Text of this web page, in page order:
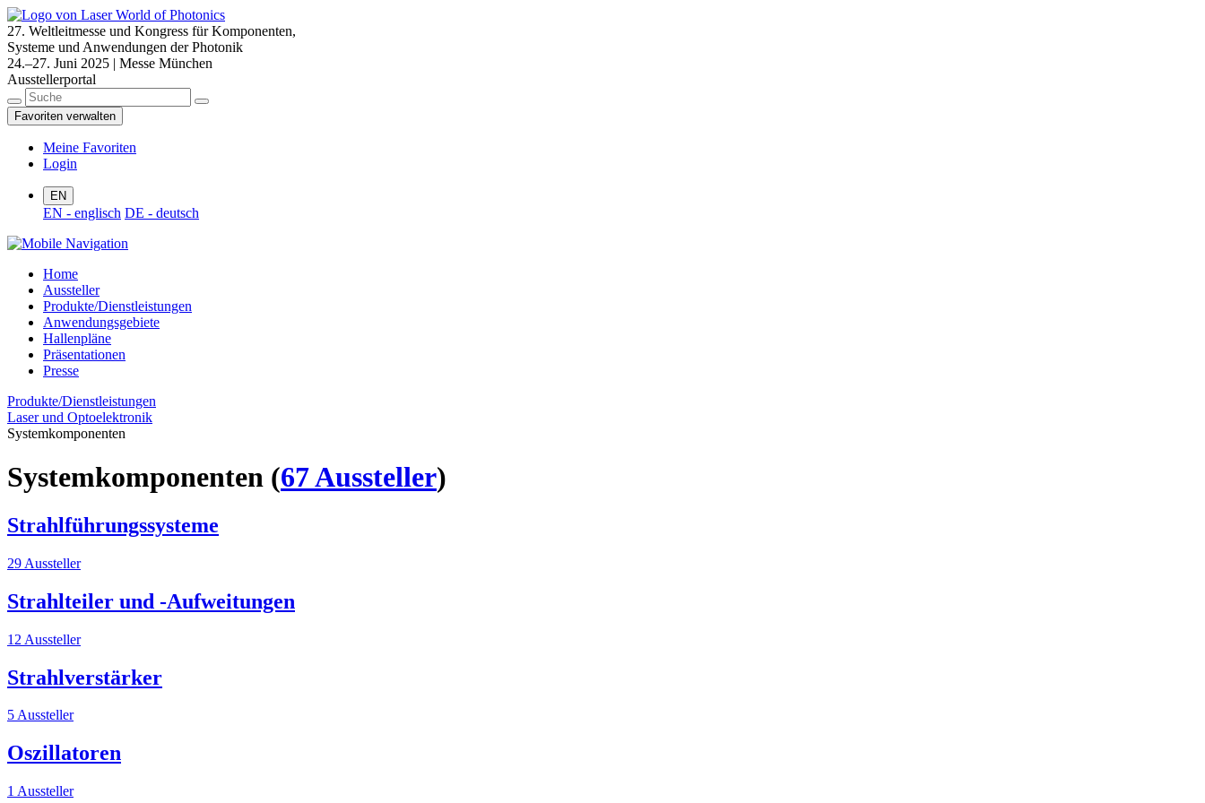
27. Weltleitmesse und Kongress für Komponenten,
Systeme und Anwendungen der Photonik
24.–27. Juni 2025 | Messe München
Ausstellerportal
Favoriten verwalten
Meine Favoriten
Login
EN
EN - englisch DE - deutsch
Home
Aussteller
Produkte/Dienstleistungen
Anwendungsgebiete
Hallenpläne
Präsentationen
Presse
Produkte/Dienstleistungen
Laser und Optoelektronik
Systemkomponenten
Systemkomponenten (67 Aussteller)
Strahlführungssysteme
29 Aussteller
Strahlteiler und -Aufweitungen
12 Aussteller
Strahlverstärker
5 Aussteller
Oszillatoren
1 Aussteller